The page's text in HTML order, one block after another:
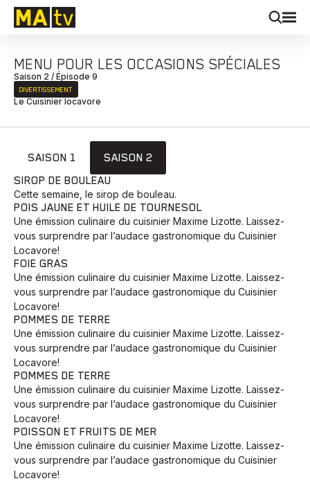
MENU POUR LES OCCASIONS SPÉCIALES
Saison 2 / Épisode 9
DIVERTISSEMENT
Le Cuisinier locavore
SAISON 1
SAISON 2
SIROP DE BOULEAU
Cette semaine, le sirop de bouleau.
POIS JAUNE ET HUILE DE TOURNESOL
Une émission culinaire du cuisinier Maxime Lizotte. Laissez-
vous surprendre par l’audace gastronomique du Cuisinier
Locavore!
FOIE GRAS
Une émission culinaire du cuisinier Maxime Lizotte. Laissez-
vous surprendre par l’audace gastronomique du Cuisinier
Locavore!
POMMES DE TERRE
Une émission culinaire du cuisinier Maxime Lizotte. Laissez-
vous surprendre par l’audace gastronomique du Cuisinier
Locavore!
POMMES DE TERRE
Une émission culinaire du cuisinier Maxime Lizotte. Laissez-
vous surprendre par l’audace gastronomique du Cuisinier
Locavore!
POISSON ET FRUITS DE MER
Une émission culinaire du cuisinier Maxime Lizotte. Laissez-
vous surprendre par l’audace gastronomique du Cuisinier
Locavore!